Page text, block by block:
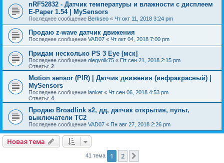
nRF52832 - Датчик температуры и влажности с дисплеем
E-Paper 1.54 | MySensors
Последнее сообщение Berkseo « Чт окт 11, 2018 3:24 pm
Продаю z-wave датчик движения
Последнее сообщение VAD07 « Чт окт 04, 2018 7:00 pm
Придам несколько PS 3 Eye [мск]
Последнее сообщение olegvolk75 « Пт сен 21, 2018 2:15 pm
Ответы: 2
Motion sensor (PIR) | Датчик движения (инфракрасный) |
MySensors
Последнее сообщение lanket « Чт сен 06, 2018 4:53 pm
Ответы: 4
Продаю Broadlink s2, дд, датчик открытия, пульт,
выключатели ТС2
Последнее сообщение VAD07 « Пн авг 27, 2018 2:26 pm
Новая тема
41 тема 1 2